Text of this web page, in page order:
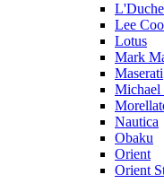
Lee
Lotus
Mark
Maserati
Michael
Nautica
Obaku
Orient
Orient